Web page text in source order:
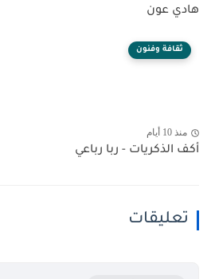
هادي عون
ثقافة وفنون
منذ 10 أيام
أكف الذكريات - ربا رباعي
تعليقات